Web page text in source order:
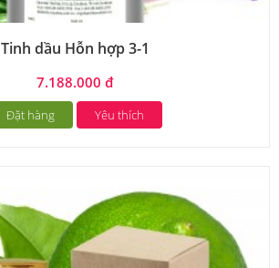
Tinh dầu Hỗn hợp 3-1
7.188.000 đ
Đặt hàng Yêu thích